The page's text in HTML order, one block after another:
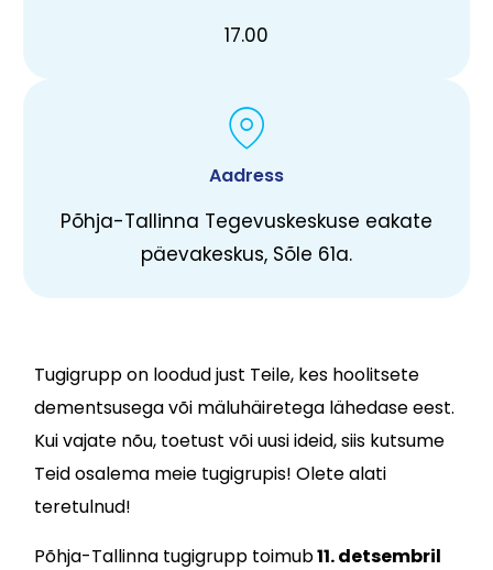
17.00
Aadress
Põhja-Tallinna Tegevuskeskuse eakate
päevakeskus, Sõle 61a.
Tugigrupp on loodud just Teile, kes hoolitsete
dementsusega või mäluhäiretega lähedase eest.
Kui vajate nõu, toetust või uusi ideid, siis kutsume
Teid osalema meie tugigrupis! Olete alati
teretulnud!
Põhja-Tallinna tugigrupp toimub11. detsembril